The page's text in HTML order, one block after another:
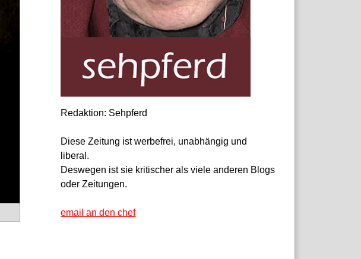
Redaktion: Sehpferd
Diese Zeitung ist werbefrei, unabhängig und
liberal.
Deswegen ist sie kritischer als viele anderen Blogs
oder Zeitungen.
email an den chef